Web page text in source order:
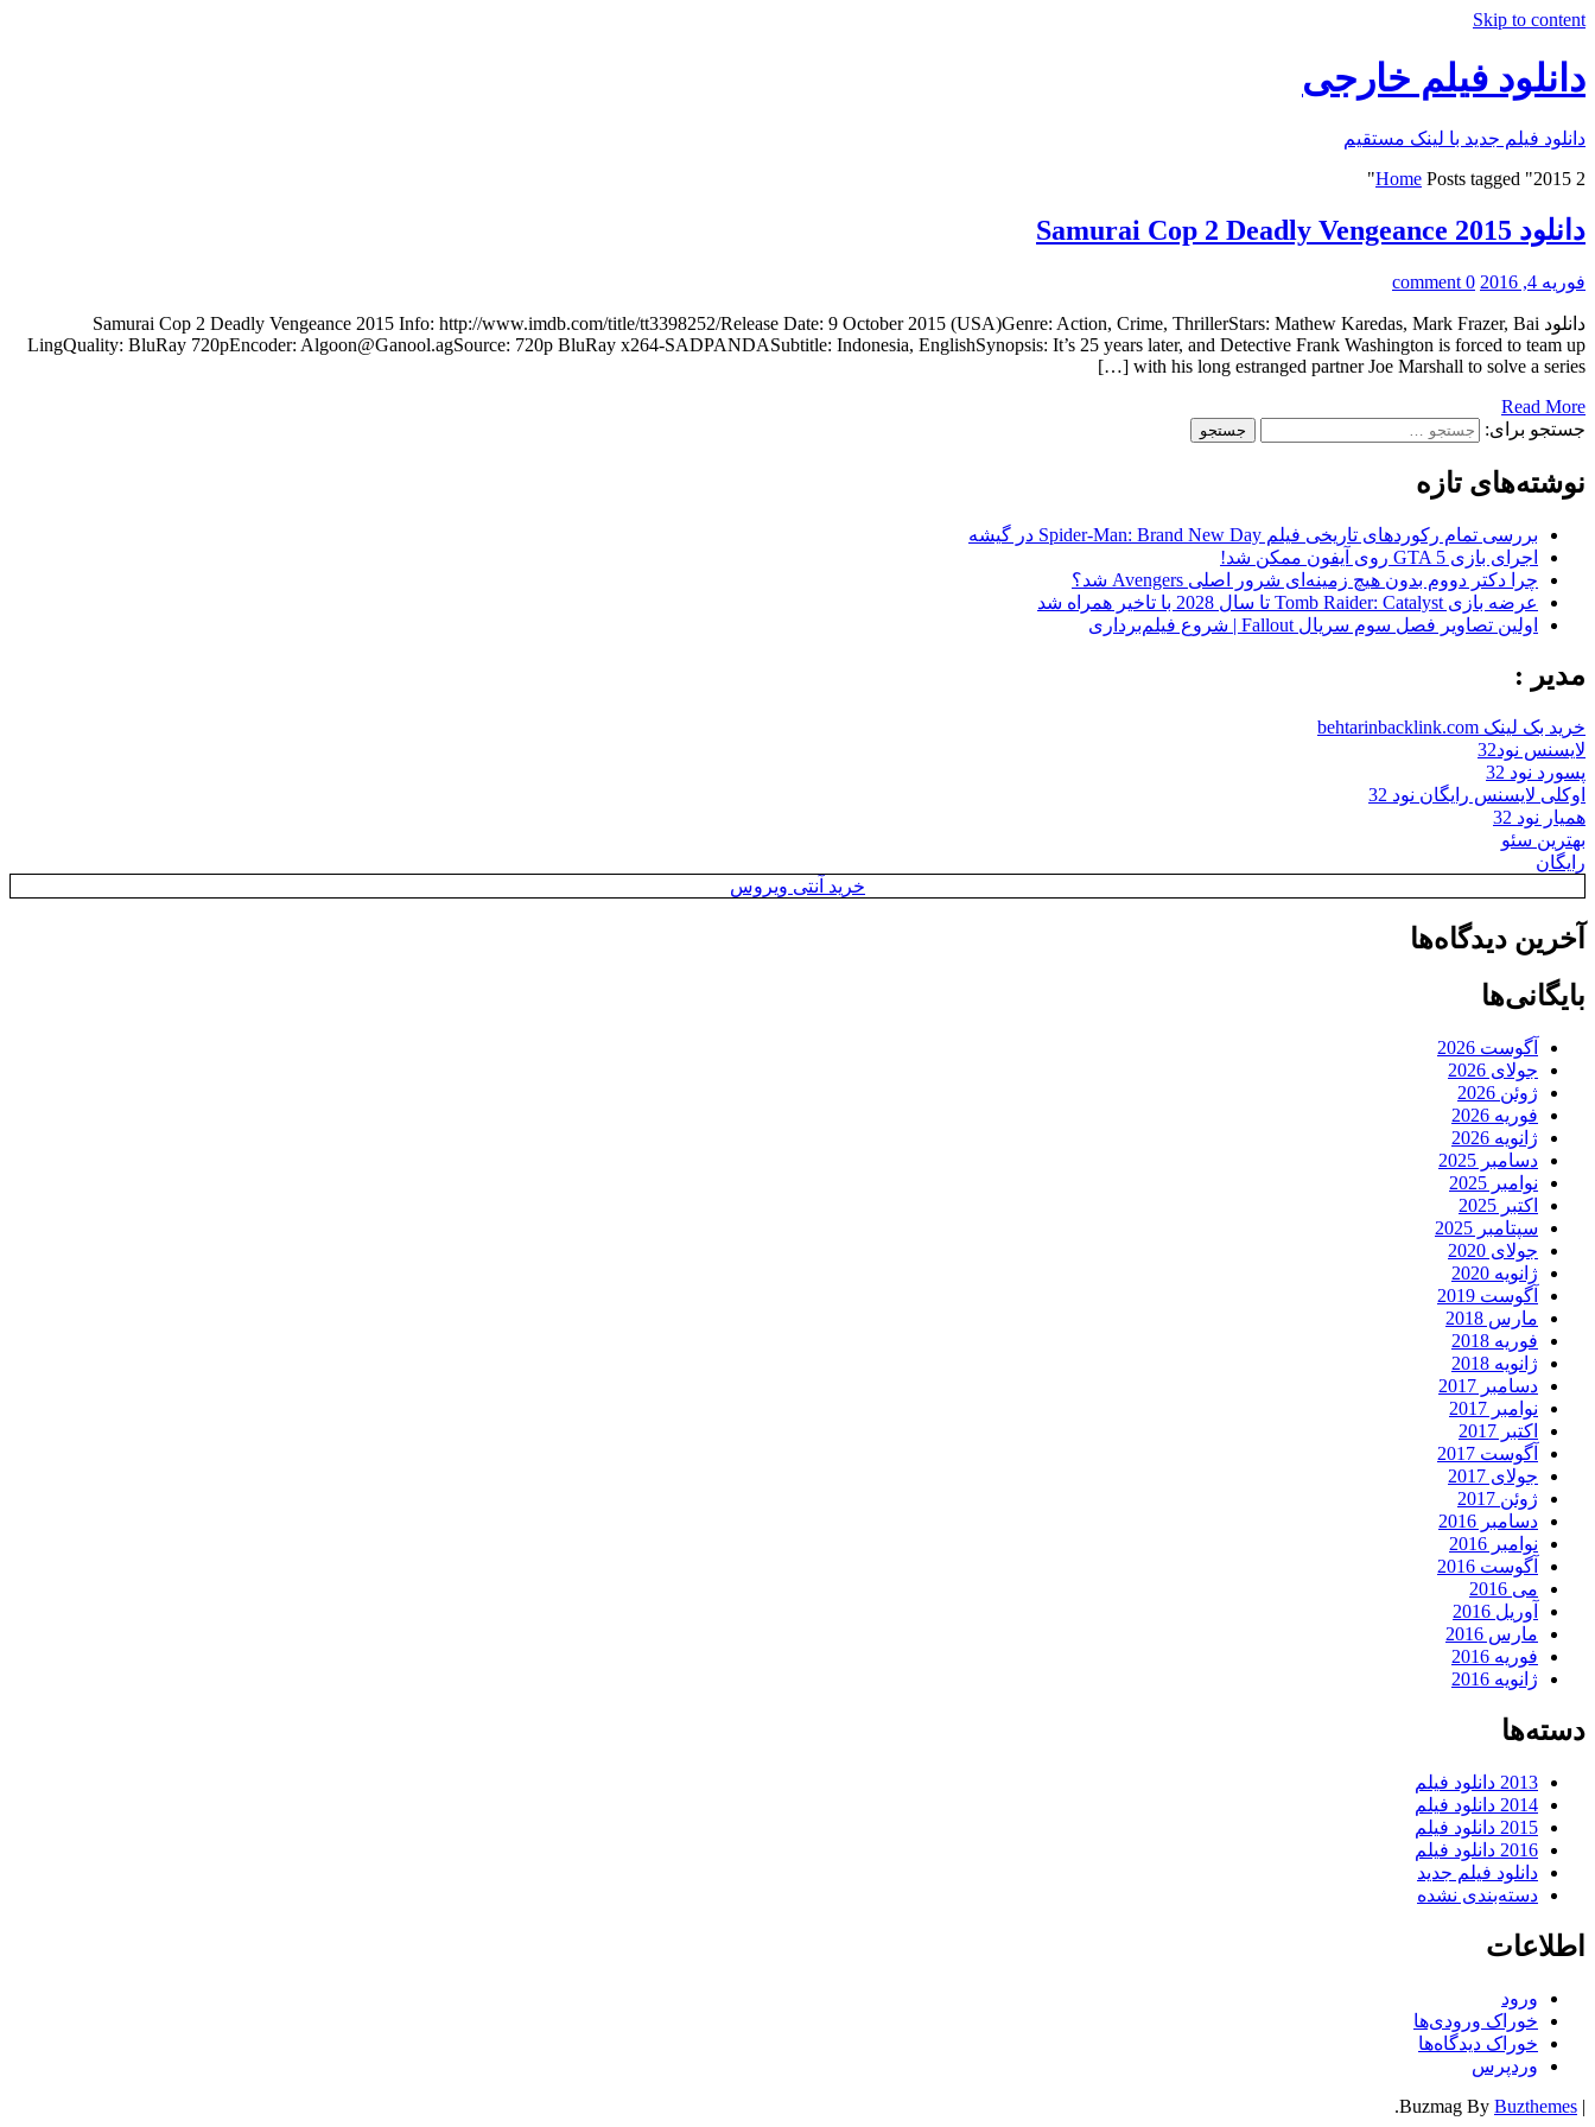
Skip to content
دانلود فیلم خارجی
دانلود فیلم جدید با لینک مستقیم
Home Posts tagged "2015 2"
دانلود Samurai Cop 2 Deadly Vengeance 2015
فوریه 4, 2016 0 comment
دانلود Samurai Cop 2 Deadly Vengeance 2015 Info: http://www.imdb.com/title/tt3398252/Release Date: 9 October 2015 (USA)Genre: Action, Crime, ThrillerStars: Mathew Karedas, Mark Frazer, Bai
LingQuality: BluRay 720pEncoder: Algoon@Ganool.agSource: 720p BluRay x264-SADPANDASubtitle: Indonesia, EnglishSynopsis: It’s 25 years later, and Detective Frank Washington is forced to team up
with his long estranged partner Joe Marshall to solve a series […]
Read More
جستجو برای:
نوشته‌های تازه
بررسی تمام رکوردهای تاریخی فیلم Spider-Man: Brand New Day در گیشه
اجرای بازی GTA 5 روی آیفون ممکن شد!
چرا دکتر دووم بدون هیچ زمینه‌ای شرور اصلی Avengers شد؟
عرضه بازی Tomb Raider: Catalyst تا سال 2028 با تاخیر همراه شد
اولین تصاویر فصل سوم سریال Fallout | شروع فیلم‌برداری
مدیر :
خرید بک لینک behtarinbacklink.com
لایسنس نود32
پسورد نود 32
اوکلی لایسنس رایگان نود 32
همیار نود 32
بهترین سئو
رایگان
خرید آنتی ویروس
آخرین دیدگاه‌ها
بایگانی‌ها
آگوست 2026
جولای 2026
ژوئن 2026
فوریه 2026
ژانویه 2026
دسامبر 2025
نوامبر 2025
اکتبر 2025
سپتامبر 2025
جولای 2020
ژانویه 2020
آگوست 2019
مارس 2018
فوریه 2018
ژانویه 2018
دسامبر 2017
نوامبر 2017
اکتبر 2017
آگوست 2017
جولای 2017
ژوئن 2017
دسامبر 2016
نوامبر 2016
آگوست 2016
می 2016
آوریل 2016
مارس 2016
فوریه 2016
ژانویه 2016
دسته‌ها
2013 دانلود فیلم
2014 دانلود فیلم
2015 دانلود فیلم
2016 دانلود فیلم
دانلود فیلم جدید
دسته‌بندی نشده
اطلاعات
ورود
خوراک ورودی‌ها
خوراک دیدگاه‌ها
وردپرس
|
Buzmag By Buzthemes
.